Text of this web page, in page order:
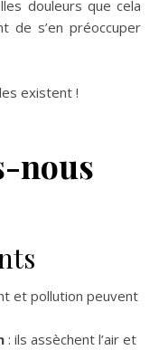
douleurs que cela
de s’en préoccuper
existent !
nous
et pollution peuvent
: ils assèchent l’air et